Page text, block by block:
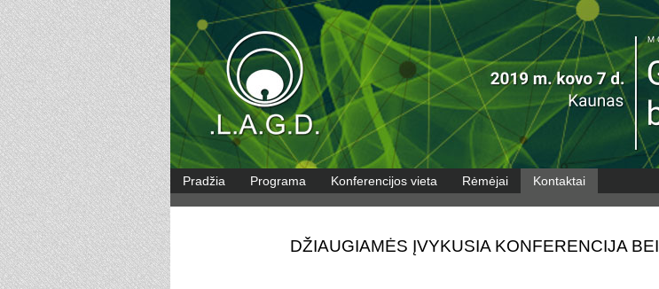
Pradžia Programa Konferencijos vieta Rėmėjai Kontaktai
DŽIAUGIAMĖS ĮVYKUSIA KONFERENCIJA